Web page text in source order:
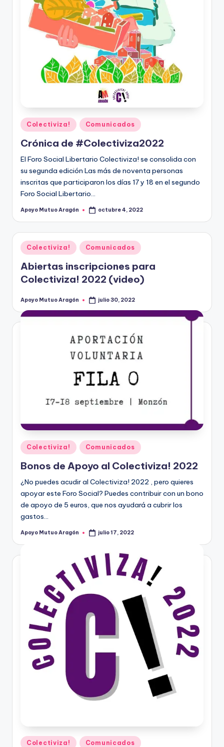
Publicado
en
Colectiviza! Comunicados
Crónica de #Colectiviza2022
El Foro Social Libertario Colectiviza! se consolida con
su segunda edición Las más de noventa personas
inscritas que participaron los días 17 y 18 en el segundo
Foro Social Libertario…
Publicado
Apoyo Mutuo Aragón octubre 4, 2022
Publicado
en
Colectiviza! Comunicados
Abiertas inscripciones para
Colectiviza! 2022 (video)
Publicado
Apoyo Mutuo Aragón julio 30, 2022
Publicado
en
Colectiviza! Comunicados
Bonos de Apoyo al Colectiviza! 2022
¿No puedes acudir al Colectiviza! 2022 , pero quieres
apoyar este Foro Social? Puedes contribuir con un bono
de apoyo de 5 euros, que nos ayudará a cubrir los
gastos…
Publicado
Apoyo Mutuo Aragón julio 17, 2022
Publicado
Colectiviza! Comunicados